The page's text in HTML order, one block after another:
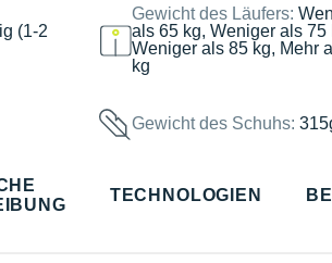
(1-2
Gewicht des Läufers:
als 65 kg, Weniger als 75
Weniger als 85 kg, Mehr
kg
Gewicht des Schuhs:
TECHNOLOGIEN